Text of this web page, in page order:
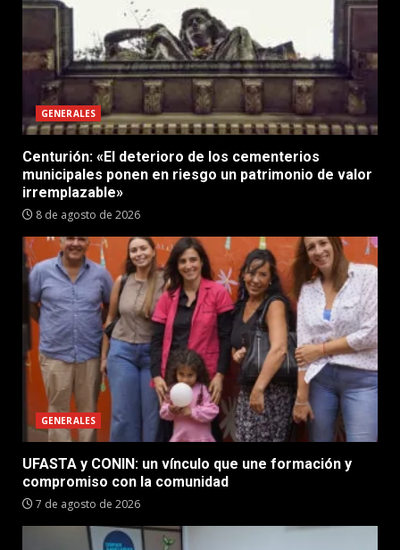
GENERALES
Centurión: «El deterioro de los cementerios
municipales ponen en riesgo un patrimonio de valor
irremplazable»
8 de agosto de 2026
GENERALES
UFASTA y CONIN: un vínculo que une formación y
compromiso con la comunidad
7 de agosto de 2026